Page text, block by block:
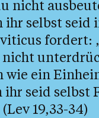
nicht
selbst seid
fordert:
wie ein
seid selbst
19,33-34)